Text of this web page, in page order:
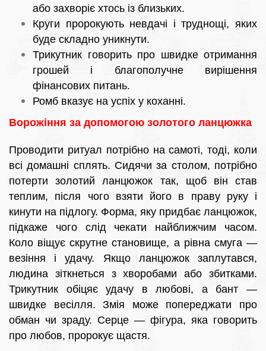
або захворіє хтось із близьких.
Круги пророкують невдачі і труднощі, яких
буде складно уникнути.
Трикутник говорить про швидке отримання
грошей і благополучне вирішення
фінансових питань.
Ромб вказує на успіх у коханні.
Ворожіння за допомогою золотого ланцюжка
Проводити ритуал потрібно на самоті, тоді, коли
всі домашні сплять. Сидячи за столом, потрібно
потерти золотий ланцюжок так, щоб він став
теплим, після чого взяти його в праву руку і
кинути на підлогу. Форма, яку придбає ланцюжок,
підкаже чого слід чекати найближчим часом.
Коло віщує скрутне становище, а рівна смуга —
везіння і удачу. Якщо ланцюжок заплутався,
людина зіткнеться з хворобами або збитками.
Трикутник обіцяє удачу в любові, а бант —
швидке весілля. Змія може попереджати про
обман чи зраду. Серце — фігура, яка говорить
про любов, пророкує щастя.